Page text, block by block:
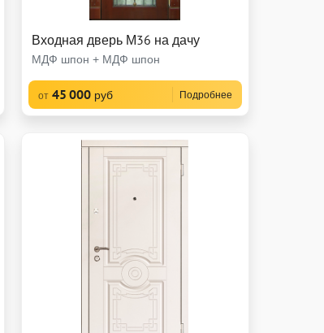
Входная дверь М36 на дачу
МДФ шпон + МДФ шпон
от 45 000 руб Подробнее